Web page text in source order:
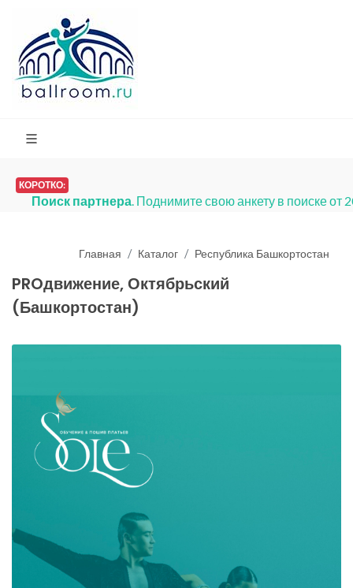
КОРОТКО:
Поиск партнера. Поднимите свою анкету в поиске от
Главная Каталог Республика Башкортостан
PROдвижение, Октябрьский
(Башкортостан)